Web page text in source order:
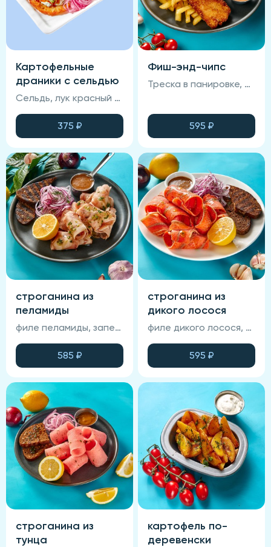
Картофельные
драники с сельдью
Сельдь, лук красный маринованный, сус горчичный, драники картофельные, зелень, огурцы маринованные, фирменный соус
375 ₽
Фиш-энд-чипс
Треска в панировке, соус фирменный, соус спайси, картофель фри.
595 ₽
строганина из
пеламиды
филе пеламиды, запеченный хлеб, лук маринованный, фирменный соус, лимон
585 ₽
строганина из
дикого лосося
филе дикого лосося, запеченный хлеб, лук маринованный, фирменный соус, лимон
595 ₽
строганина из
тунца
картофель по-
деревенски